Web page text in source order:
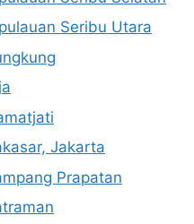
Seribu Utara
Jakarta
Prapatan